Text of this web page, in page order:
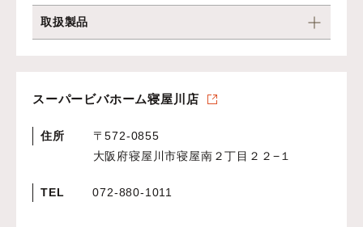
取扱製品
スーパービバホーム寝屋川店
住所
〒572-0855
大阪府寝屋川市寝屋南２丁目２２−１
TEL 072-880-1011